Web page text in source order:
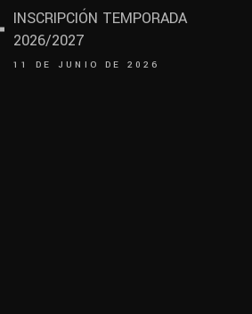
INSCRIPCIÓN TEMPORADA
2026/2027
11 DE JUNIO DE 2026